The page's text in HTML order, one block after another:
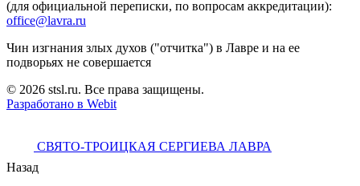
(для официальной переписки, по вопросам аккредитации):
office@lavra.ru
Чин изгнания злых духов ("отчитка") в Лавре и на ее
подворьях не совершается
© 2026 stsl.ru. Все права защищены.
Разработано в Webit
СВЯТО-ТРОИЦКАЯ СЕРГИЕВА ЛАВРА
Назад